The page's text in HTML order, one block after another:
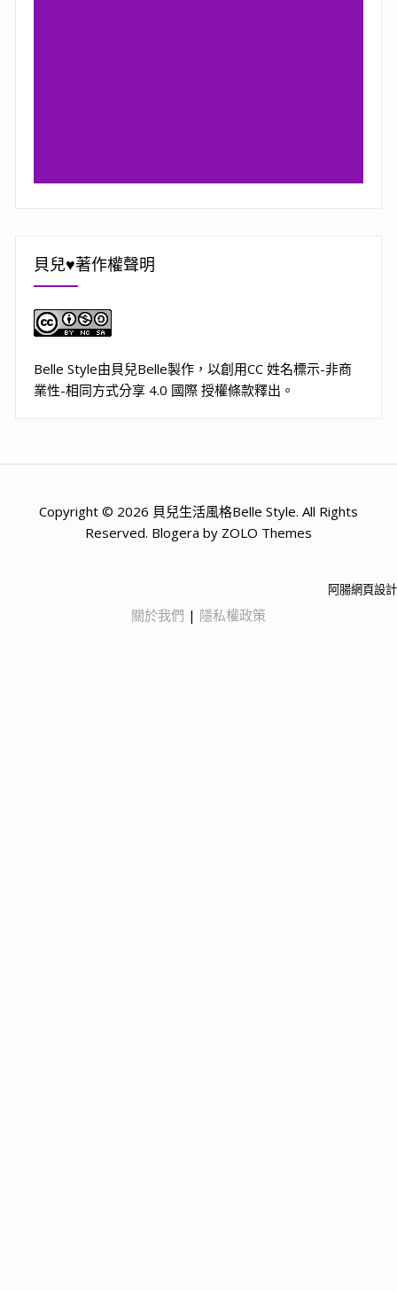
貝兒♥著作權聲明
Belle Style由貝兒Belle製作，以創用CC 姓名標示-非商
業性-相同方式分享 4.0 國際 授權條款釋出。
Copyright © 2026 貝兒生活風格Belle Style. All Rights
Reserved. Blogera by ZOLO Themes
阿腸網頁設計
關於我們 | 隱私權政策